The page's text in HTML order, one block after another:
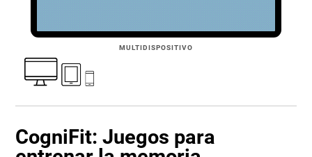
MULTIDISPOSITIVO
CogniFit: Juegos para